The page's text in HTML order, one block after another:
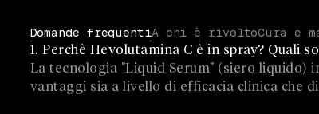
Domande frequentiA chi è rivoltoCura e
1. Perchè Hevolutamina C è in spray? Quali
La tecnologia "Liquid Serum" (siero liquido)
vantaggi sia a livello di efficacia clinica che